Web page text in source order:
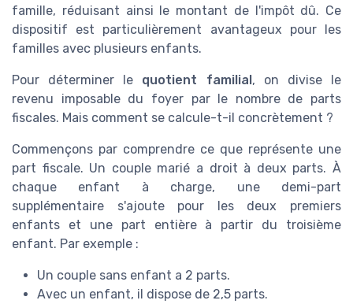
famille, réduisant ainsi le montant de l'impôt dû. Ce
dispositif est particulièrement avantageux pour les
familles avec plusieurs enfants.
Pour déterminer le quotient familial, on divise le
revenu imposable du foyer par le nombre de parts
fiscales. Mais comment se calcule-t-il concrètement ?
Commençons par comprendre ce que représente une
part fiscale. Un couple marié a droit à deux parts. À
chaque enfant à charge, une demi-part
supplémentaire s'ajoute pour les deux premiers
enfants et une part entière à partir du troisième
enfant. Par exemple :
Un couple sans enfant a 2 parts.
Avec un enfant, il dispose de 2,5 parts.